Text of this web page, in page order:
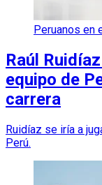
Peruanos en
Raúl
equipo de
carrera
Ruidíaz se iría a
Perú.